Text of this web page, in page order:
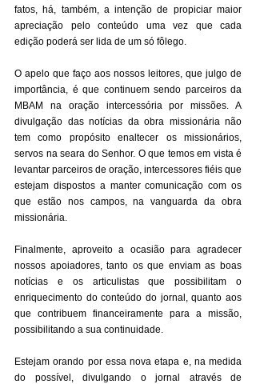
fatos, há, também, a intenção de propiciar maior
apreciação pelo conteúdo uma vez que cada
edição poderá ser lida de um só fôlego.
O apelo que faço aos nossos leitores, que julgo de
importância, é que continuem sendo parceiros da
MBAM na oração intercessória por missões. A
divulgação das notícias da obra missionária não
tem como propósito enaltecer os missionários,
servos na seara do Senhor. O que temos em vista é
levantar parceiros de oração, intercessores fiéis que
estejam dispostos a manter comunicação com os
que estão nos campos, na vanguarda da obra
missionária.
Finalmente, aproveito a ocasião para agradecer
nossos apoiadores, tanto os que enviam as boas
notícias e os articulistas que possibilitam o
enriquecimento do conteúdo do jornal, quanto aos
que contribuem financeiramente para a missão,
possibilitando a sua continuidade.
Estejam orando por essa nova etapa e, na medida
do possível, divulgando o jornal através de